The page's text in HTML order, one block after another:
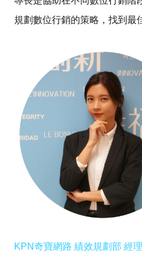
規劃數位行銷的策略，找到最
KPN奇寶網路 績效規劃部 經